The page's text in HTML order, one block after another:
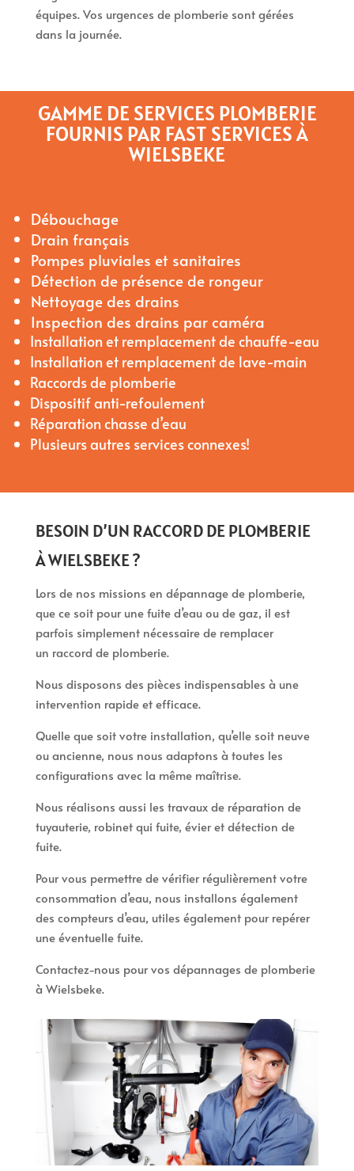
équipes. Vos urgences de plomberie sont gérées
dans la journée.
GAMME DE SERVICES PLOMBERIE
FOURNIS PAR FAST SERVICES À
WIELSBEKE
Débouchage
Drain français
Pompes pluviales et sanitaires
Détection de présence de rongeur
Nettoyage des drains
Inspection des drains par caméra
Installation et remplacement de chauffe-eau
Installation et remplacement de lave-main
Raccords de plomberie
Dispositif anti-refoulement
Réparation chasse d’eau
Plusieurs autres services connexes!
BESOIN D’UN RACCORD DE PLOMBERIE
À WIELSBEKE ?
Lors de nos missions en dépannage de plomberie,
que ce soit pour une fuite d’eau ou de gaz, il est
parfois simplement nécessaire de remplacer
un raccord de plomberie.
Nous disposons des pièces indispensables à une
intervention rapide et efficace.
Quelle que soit votre installation, qu’elle soit neuve
ou ancienne, nous nous adaptons à toutes les
configurations avec la même maîtrise.
Nous réalisons aussi les travaux de réparation de
tuyauterie, robinet qui fuite, évier et détection de
fuite.
Pour vous permettre de vérifier régulièrement votre
consommation d’eau, nous installons également
des compteurs d’eau, utiles également pour repérer
une éventuelle fuite.
Contactez-nous pour vos dépannages de plomberie
à Wielsbeke.